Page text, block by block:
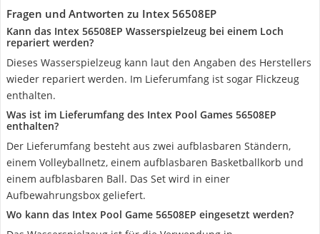
Fragen und Antworten zu Intex 56508EP
Kann das Intex 56508EP Wasserspielzeug bei einem Loch
repariert werden?
Dieses Wasserspielzeug kann laut den Angaben des Herstellers
wieder repariert werden. Im Lieferumfang ist sogar Flickzeug
enthalten.
Was ist im Lieferumfang des Intex Pool Games 56508EP
enthalten?
Der Lieferumfang besteht aus zwei aufblasbaren Ständern,
einem Volleyballnetz, einem aufblasbaren Basketballkorb und
einem aufblasbaren Ball. Das Set wird in einer
Aufbewahrungsbox geliefert.
Wo kann das Intex Pool Game 56508EP eingesetzt werden?